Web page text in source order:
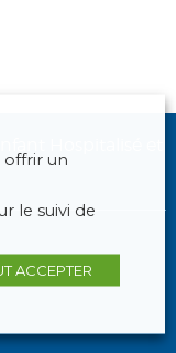
offrir un
le suivi de
ACCEPTER